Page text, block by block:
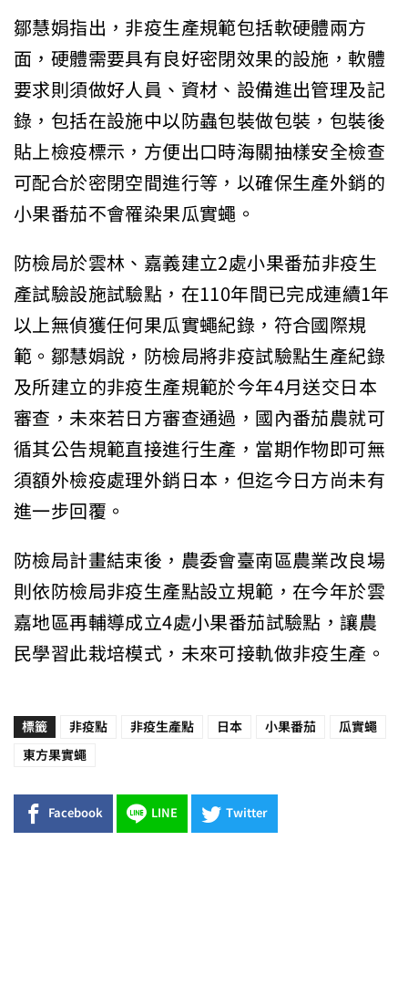
鄒慧娟指出，非疫生產規範包括軟硬體兩方
面，硬體需要具有良好密閉效果的設施，軟體
要求則須做好人員、資材、設備進出管理及記
錄，包括在設施中以防蟲包裝做包裝，包裝後
貼上檢疫標示，方便出口時海關抽樣安全檢查
可配合於密閉空間進行等，以確保生產外銷的
小果番茄不會罹染果瓜實蠅。
防檢局於雲林、嘉義建立2處小果番茄非疫生
產試驗設施試驗點，在110年間已完成連續1年
以上無偵獲任何果瓜實蠅紀錄，符合國際規
範。鄒慧娟說，防檢局將非疫試驗點生產紀錄
及所建立的非疫生產規範於今年4月送交日本
審查，未來若日方審查通過，國內番茄農就可
循其公告規範直接進行生產，當期作物即可無
須額外檢疫處理外銷日本，但迄今日方尚未有
進一步回覆。
防檢局計畫結束後，農委會臺南區農業改良場
則依防檢局非疫生產點設立規範，在今年於雲
嘉地區再輔導成立4處小果番茄試驗點，讓農
民學習此栽培模式，未來可接軌做非疫生產。
標籤 非疫點 非疫生產點 日本 小果番茄 瓜實蠅
東方果實蠅
Facebook LINE Twitter